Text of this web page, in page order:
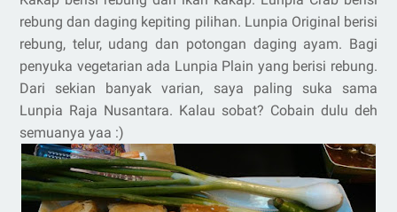
rebung dan daging kepiting pilihan. Lunpia Original berisi
rebung, telur, udang dan potongan daging ayam. Bagi
penyuka vegetarian ada Lunpia Plain yang berisi rebung.
Dari sekian banyak varian, saya paling suka sama
Lunpia Raja Nusantara. Kalau sobat? Cobain dulu deh
semuanya yaa :)